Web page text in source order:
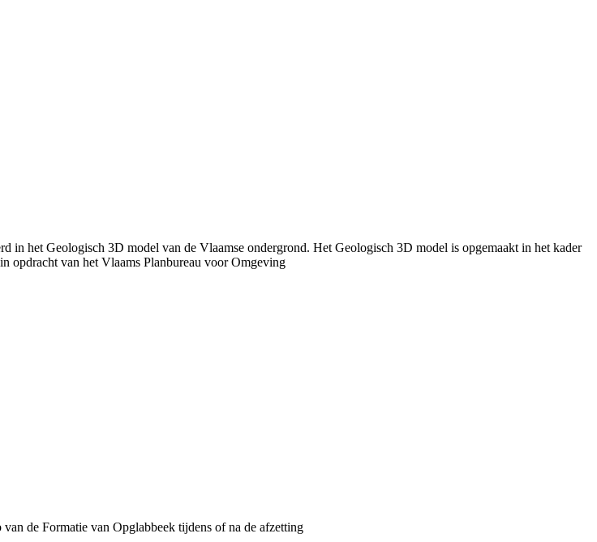
in het Geologisch 3D model van de Vlaamse ondergrond. Het Geologisch 3D model is opgemaakt in het kader
opdracht van het Vlaams Planbureau voor Omgeving
de Formatie van Opglabbeek tijdens of na de afzetting